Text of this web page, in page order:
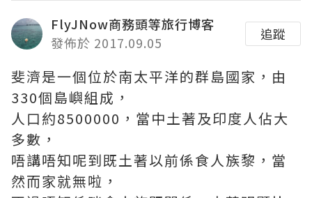
FlyJNow商務頭等旅行博客
發佈於 2017.09.05
追蹤
斐濟是一個位於南太平洋的群島國家，由
330個島嶼組成，
人口約8500000，當中土著及印度人佔大
多數，
唔講唔知呢到既土著以前係食人族黎，當
然而家就無啦，